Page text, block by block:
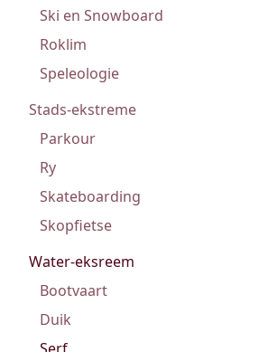
Ski en Snowboard
Roklim
Speleologie
Stads-ekstreme
Parkour
Ry
Skateboarding
Skopfietse
Water-eksreem
Bootvaart
Duik